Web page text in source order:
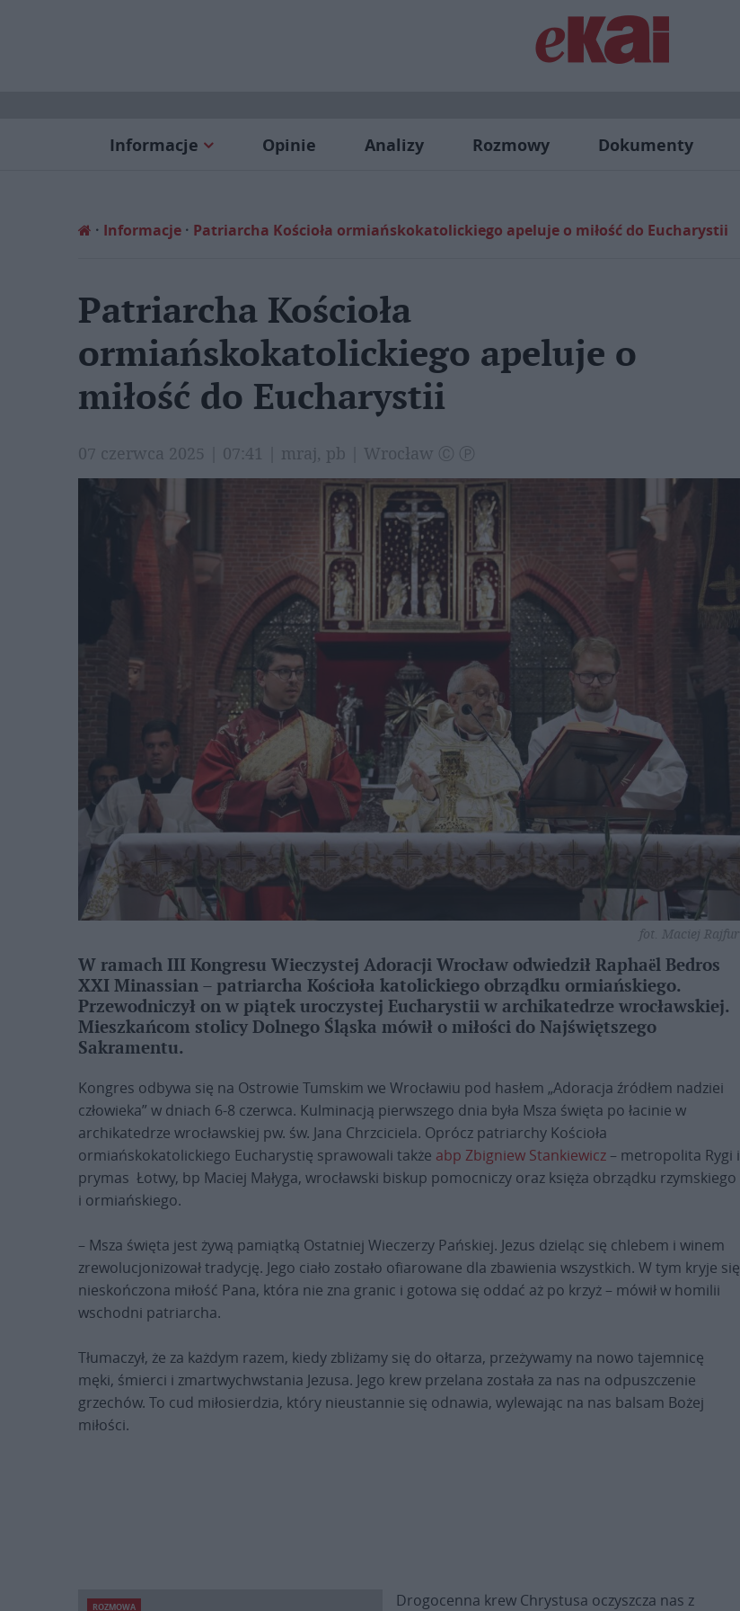
Informacje Opinie Analizy Rozmowy Dokumenty
Informacje Patriarcha Kościoła ormiańskokatolickiego apeluje o miłość do Eucharystii
Patriarcha Kościoła
ormiańskokatolickiego apeluje o
miłość do Eucharystii
07 czerwca 2025 | 07:41 | mraj, pb | Wrocław Ⓒ Ⓟ
fot. Maciej Rajfur
W ramach III Kongresu Wieczystej Adoracji Wrocław odwiedził Raphaël Bedros
XXI Minassian – patriarcha Kościoła katolickiego obrządku ormiańskiego.
Przewodniczył on w piątek uroczystej Eucharystii w archikatedrze wrocławskiej.
Mieszkańcom stolicy Dolnego Śląska mówił o miłości do Najświętszego
Sakramentu.
Kongres odbywa się na Ostrowie Tumskim we Wrocławiu pod hasłem „Adoracja źródłem nadziei
człowieka” w dniach 6-8 czerwca. Kulminacją pierwszego dnia była Msza święta po łacinie w
archikatedrze wrocławskiej pw. św. Jana Chrzciciela. Oprócz patriarchy Kościoła
ormiańskokatolickiego Eucharystię sprawowali także abp Zbigniew Stankiewicz – metropolita Rygi i
prymas Łotwy, bp Maciej Małyga, wrocławski biskup pomocniczy oraz księża obrządku rzymskiego
i ormiańskiego.
– Msza święta jest żywą pamiątką Ostatniej Wieczerzy Pańskiej. Jezus dzieląc się chlebem i winem
zrewolucjonizował tradycję. Jego ciało zostało ofiarowane dla zbawienia wszystkich. W tym kryje się
nieskończona miłość Pana, która nie zna granic i gotowa się oddać aż po krzyż – mówił w homilii
wschodni patriarcha.
Tłumaczył, że za każdym razem, kiedy zbliżamy się do ołtarza, przeżywamy na nowo tajemnicę
męki, śmierci i zmartwychwstania Jezusa. Jego krew przelana została za nas na odpuszczenie
grzechów. To cud miłosierdzia, który nieustannie się odnawia, wylewając na nas balsam Bożej
miłości.
ROZMOWA
Drogocenna krew Chrystusa oczyszcza nas z